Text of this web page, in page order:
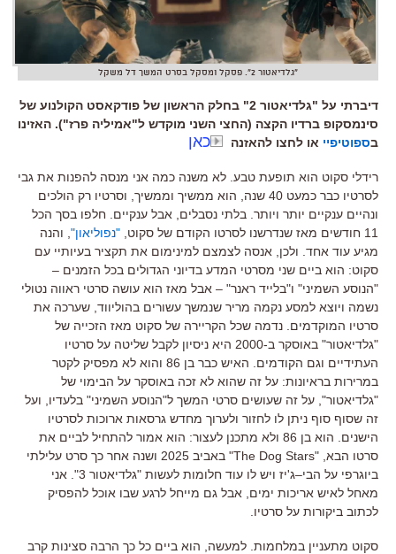
"גלדיאטור 2". פסקל ומסקל בסרט המשך דל משקל
דיברתי על "גלדיאטור 2" בחלק הראשון של פודקאסט הקולנוע של
סינמסקופ ברדיו הקצה (החצי השני מוקדש ל"אמיליה פרז"). האזינו
בספוטיפיי או לחצו להאזנה כאן
רידלי סקוט הוא תופעת טבע לא משנה כמה אני מנסה להפנות את גבי
לסרטיו כבר כמעט 40 שנה הוא ממשיך וממשיך וסרטיו רק הולכים
ונהיים ענקיים יותר ויותר בלתי נסבלים אבל ענקיים
חלפו בסך הכל
11 חודשים מאז שנדרשנו לסרטו הקודם של סקוט "נפוליאון" והנה
מגיע עוד אחד ולכן
אנסה לצמצם למינימום את תקציר בעיותיי עם
סקוט: הוא ביים שני מסרטי המדע בדיוני הגדולים בכל הזמנים –
"הנוסע השמיני" ו"בלייד ראנר" – אבל מאז הוא עושה סרטי ראווה נטולי
נשמה ויוצא למסע נקמה מריר שנמשך עשורים בהוליווד שערכה את
סרטיו המוקדמים נדמה שכל הקריירה של סקוט מאז הזכייה של
"גלדיאטור" באוסקר ב-2000
היא ניסיון לקבל שליטה על סרטיו
העתידיים וגם הקודמים
האיש כבר בן 86 והוא לא מפסיק לקטר
במרירות בראיונות: על זה שהוא לא זכה באוסקר על הבימוי של
"גלדיאטור", על זה שעושים סרטי המשך ל"הנוסע השמיני" בלעדיו
ועל
זה שסוף סוף ניתן לו לחזור ולערוך מחדש גרסאות ארוכות לסרטיו
הישנים
הוא בן 86 ולא מתכנן לעצור: הוא אמור להתחיל לביים את
סרטו הבא , "The Dog Stars" באביב 2025 ושנה אחר כך סרט עלילתי
ביוגרפי על הבי–ג'יז ויש לו עוד חלומות לעשות "גלדיאטור 3".
אני
מאחל לאיש אריכות ימים
אבל גם מייחל לרגע שבו אוכל להפסיק
לכתוב ביקורות על סרטיו
סקוט מתעניין במלחמות למעשה
הוא ביים כל כך הרבה סצינות קרב